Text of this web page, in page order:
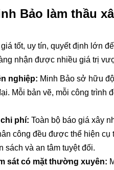
Bảo làm thầu
tốt, uy tín, quyết định lớn
nhận được nhiều giá trị
nghiệp: Minh Bảo sở hữu
Mỗi bản vẽ, mỗi công
phí: Toàn bộ báo giá xây
công đều được thể hiện
sách và an tâm tuyệt đối.
sát có mặt thường xuyên: